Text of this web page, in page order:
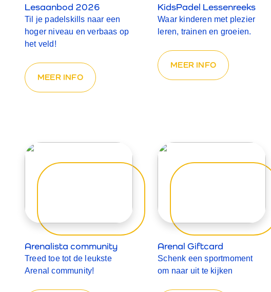
Lesaanbod 2026
Til je padelskills naar een
hoger niveau en verbaas op
het veld!
MEER INFO
KidsPadel Lessenreeks
Waar kinderen met plezier
leren, trainen en groeien.
MEER INFO
Arenalista community
Treed toe tot de leukste
Arenal community!
Arenal Giftcard
Schenk een sportmoment
om naar uit te kijken